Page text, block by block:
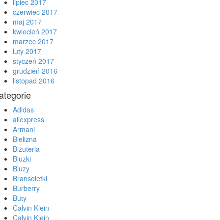
lipiec 2017
czerwiec 2017
maj 2017
kwiecień 2017
marzec 2017
luty 2017
styczeń 2017
grudzień 2016
listopad 2016
Adidas
aliexpress
Armani
Bielizna
Biżuteria
Bluzki
Bluzy
Bransoletki
Burberry
Buty
Calvin Klein
Calvin Klein